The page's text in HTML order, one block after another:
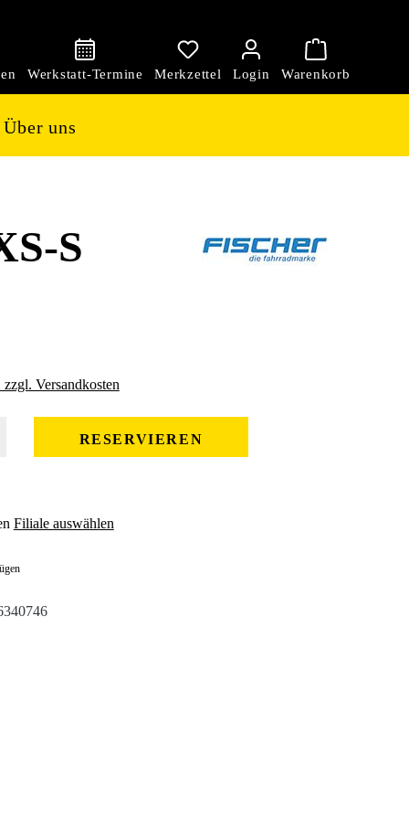
Über uns
S
Versandkosten
RESERVIEREN
Filiale auswählen